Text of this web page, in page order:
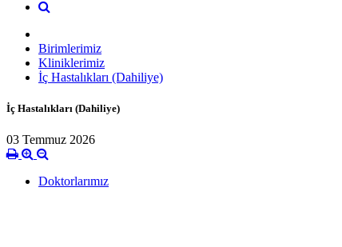
Birimlerimiz
Kliniklerimiz
İç Hastalıkları (Dahiliye)
İç Hastalıkları (Dahiliye)
03 Temmuz 2026
Doktorlarımız